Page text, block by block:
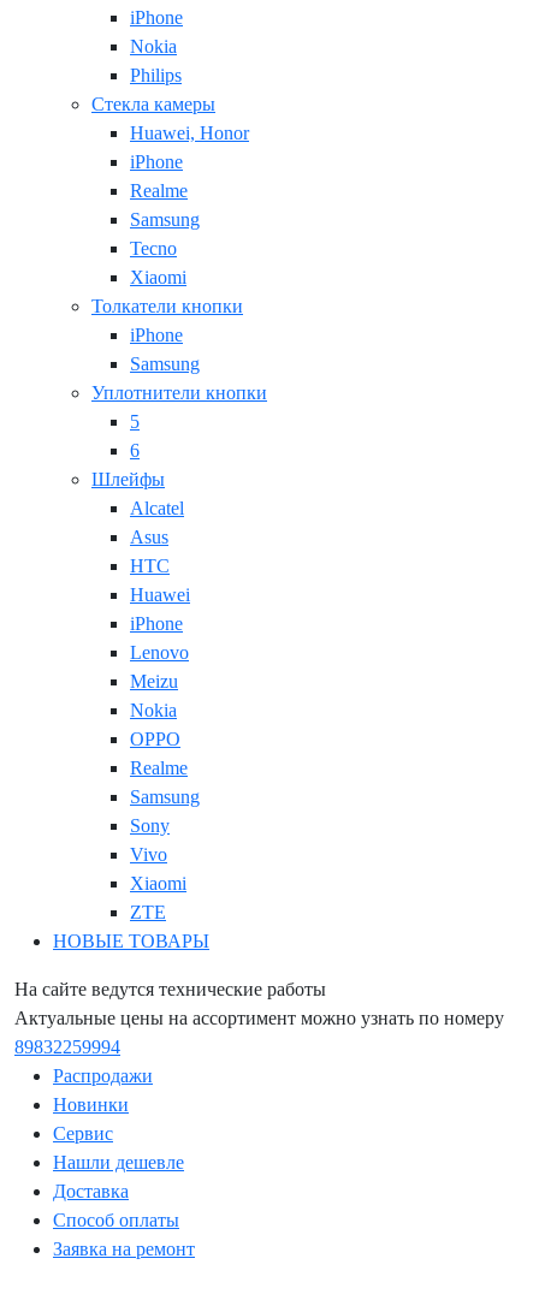
iPhone
Nokia
Philips
Стекла камеры
Huawei, Honor
iPhone
Realme
Samsung
Tecno
Xiaomi
Толкатели кнопки
iPhone
Samsung
Уплотнители кнопки
5
6
Шлейфы
Alcatel
Asus
HTC
Huawei
iPhone
Lenovo
Meizu
Nokia
OPPO
Realme
Samsung
Sony
Vivo
Xiaomi
ZTE
НОВЫЕ ТОВАРЫ
На сайте ведутся технические работы
Актуальные цены на ассортимент можно узнать по номеру
89832259994
Распродажи
Новинки
Сервис
Нашли дешевле
Доставка
Способ оплаты
Заявка на ремонт